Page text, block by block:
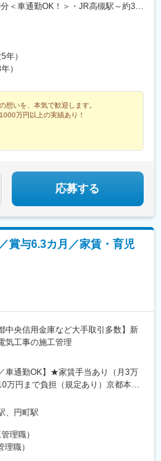
＜車通勤OK！＞・JR高槻駅～約30
枚方市駅～約40分※車での所要時間
喫煙防止対策：屋内喫煙可能場所あ
年）
）
想いを、本気で歓迎します。
万円以上の実績あり！
応募する
賞与6.3カ月／家賃・育児
中央信用金庫など大手取引多数】新
気工事の施工管理
車通勤OK】★家賃手当あり（月3万
万円まで負担（規定あり）京都本
京東中合町81番地＜アクセス＞・地
1分・阪急「西院駅」より徒歩10
越し補助あり入社に伴い勤務地付
（引っ越し費用、敷金礼金、仲介
、円町駅
理職）
職）